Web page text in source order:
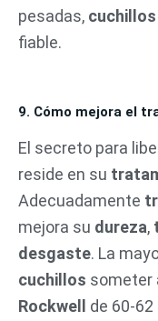
pesadas,
fiable.
9. Cómo mejora el
El secreto para
reside en su
Adecuadamente
mejora su dureza,
desgaste. La
cuchillos someter
Rockwell de 60-62